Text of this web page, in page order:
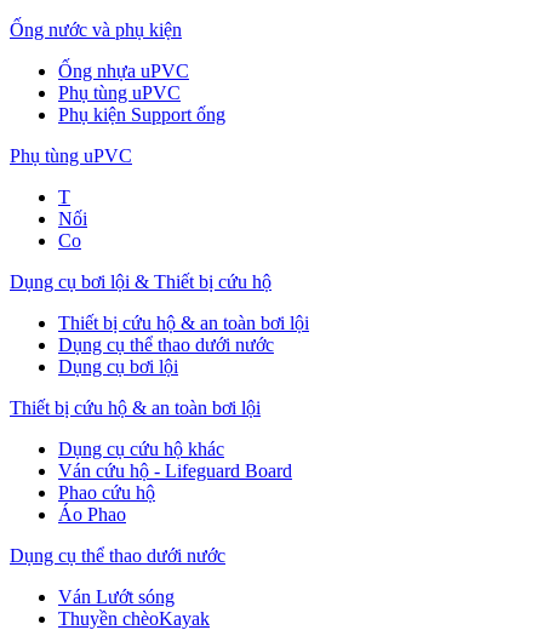
Ống nước và phụ kiện
Ống nhựa uPVC
Phụ tùng uPVC
Phụ kiện Support ống
Phụ tùng uPVC
T
Nối
Co
Dụng cụ bơi lội & Thiết bị cứu hộ
Thiết bị cứu hộ & an toàn bơi lội
Dụng cụ thể thao dưới nước
Dụng cụ bơi lội
Thiết bị cứu hộ & an toàn bơi lội
Dụng cụ cứu hộ khác
Ván cứu hộ - Lifeguard Board
Phao cứu hộ
Áo Phao
Dụng cụ thể thao dưới nước
Ván Lướt sóng
Thuyền chèoKayak